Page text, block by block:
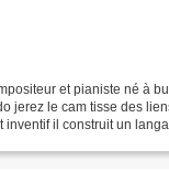
et pianiste né à
jerez le cam tisse des
inventif il construit un